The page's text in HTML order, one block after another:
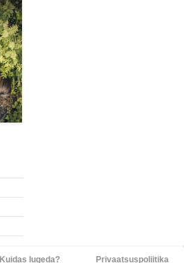
Kuidas lugeda? Privaatsuspoliitika